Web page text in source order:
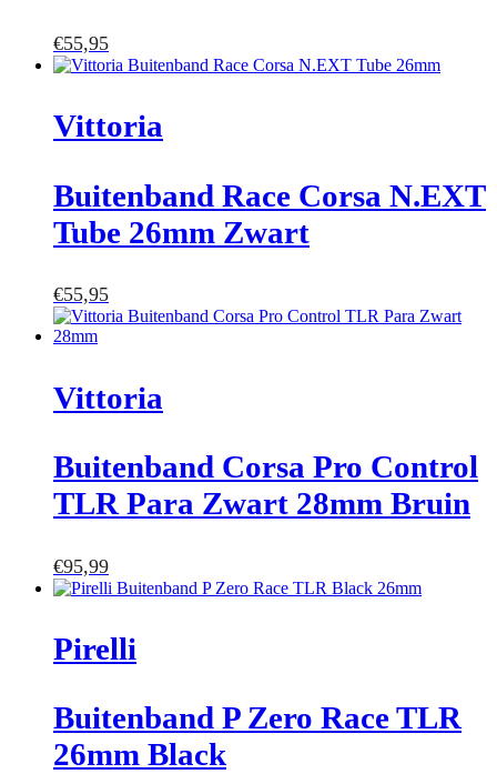
€55,95
Vittoria
Buitenband Race Corsa N.EXT
Tube 26mm Zwart
€55,95
Vittoria
Buitenband Corsa Pro Control
TLR Para Zwart 28mm Bruin
€95,99
Pirelli
Buitenband P Zero Race TLR
26mm Black